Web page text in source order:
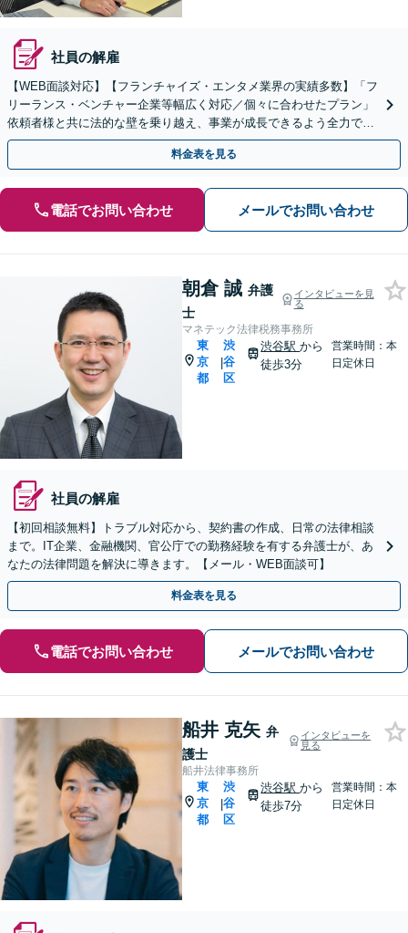
社員の解雇
【WEB面談対応】【フランチャイズ・エンタメ業界の実績多数】「フ
リーランス・ベンチャー企業等幅広く対応／個々に合わせたプラン」
依頼者様と共に法的な壁を乗り越え、事業が成長できるよう全力でサ
ポート【休日・夜間対応】
料金表を見る
電話でお問い合わせ メールでお問い合わせ
朝倉 誠 弁護
士
インタビューを見
る
マネテック法律税務事務所
東
京
都
|
渋
谷
区
渋谷駅から
徒歩3分
営業時間：本
日定休日
社員の解雇
【初回相談無料】トラブル対応から、契約書の作成、日常の法律相談
まで。IT企業、金融機関、官公庁での勤務経験を有する弁護士が、あ
なたの法律問題を解決に導きます。【メール・WEB面談可】
料金表を見る
電話でお問い合わせ メールでお問い合わせ
船井 克矢 弁
護士
インタビューを
見る
船井法律事務所
東
京
都
|
渋
谷
区
渋谷駅から
徒歩7分
営業時間：本
日定休日